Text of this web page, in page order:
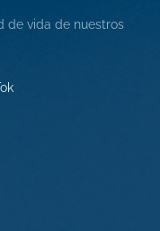
de vida de nuestros